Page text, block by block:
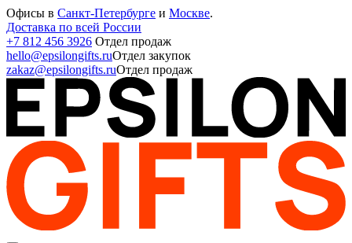
Офисы в Санкт-Петербурге и Москве.
Доставка по всей России
+7 812 456 3926 Отдел продаж
hello@epsilongifts.ruОтдел закупок
zakaz@epsilongifts.ruОтдел продаж